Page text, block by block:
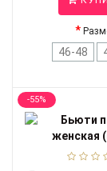
46-48
-55%